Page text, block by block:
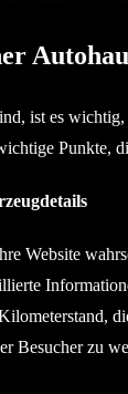
ist es
Punkte,
Website
Besucher zu